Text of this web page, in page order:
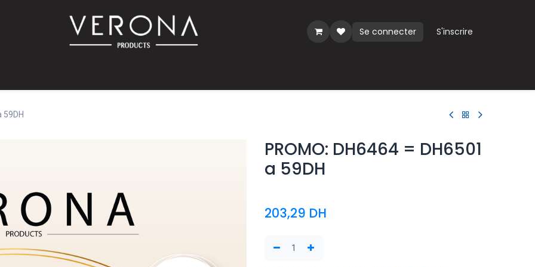
Se connecter
S'inscrire
59DH
PROMO: DH6464 = DH6501
a 59DH
203,29 DH